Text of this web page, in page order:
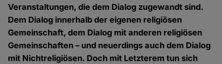
Veranstaltungen, die dem Dialog zugewandt sind.
Dem Dialog innerhalb der eigenen religiösen
Gemeinschaft, dem Dialog mit anderen religiösen
Gemeinschaften – und neuerdings auch dem Dialog
mit Nichtreligiösen. Doch mit Letzterem tun sich